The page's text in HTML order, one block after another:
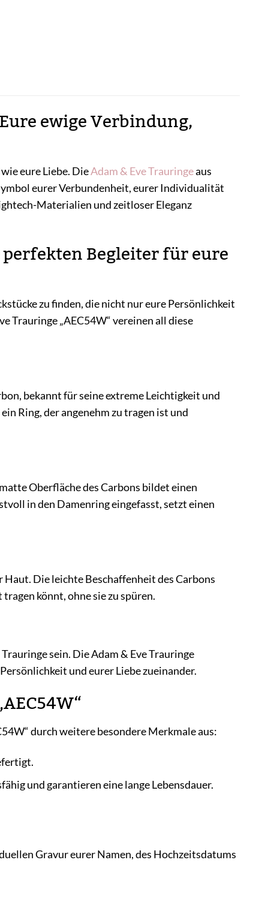
ewige Verbindung,
eure Liebe. DieAdam & EveTrauringeaus
eurer Verbundenheit, eurer Individualität
Materialien und zeitloser Eleganz
perfekten Begleiter für eure
zu finden, die nicht nur eure Persönlichkeit
Trauringe „AEC54W“ vereinen all diese
bekannt für seine extreme Leichtigkeit und
Ring, der angenehm zu tragen ist und
Oberfläche des Carbons bildet einen
in den Damenring eingefasst, setzt einen
Die leichte Beschaffenheit des Carbons
könnt, ohne sie zu spüren.
sein. Die Adam & Eve Trauringe
und eurer Liebe zueinander.
durch weitere besondere Merkmale aus:
und garantieren eine lange Lebensdauer.
Gravur eurer Namen, des Hochzeitsdatums